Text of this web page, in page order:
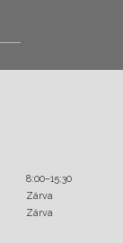
8:00–15:30
Zárva
Zárva